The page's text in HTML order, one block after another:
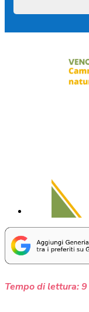
Tempo di lettura:9